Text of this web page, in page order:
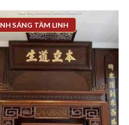
SÁNG TÂM LINH